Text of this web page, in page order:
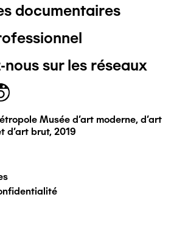
documentaires
nous sur les réseaux
Musée d'art moderne, d'art
d'art brut, 2019